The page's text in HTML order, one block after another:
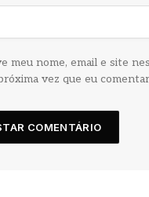
meu nome, email e site
vez que eu